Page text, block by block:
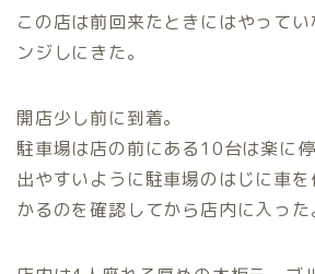
この店は前回来たときにはやって
ンジしにきた。
開店少し前に到着。
駐車場は店の前にある10台は楽に停
出やすいように駐車場のはじに車
かるのを確認してから店内に入った